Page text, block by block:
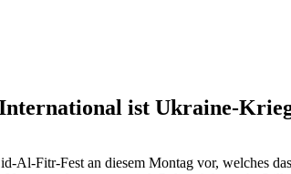
ist Ukraine-
Al-Fitr-Fest an diesem Montag vor, welches